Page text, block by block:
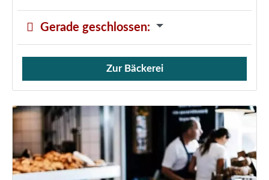
Gerade geschlossen:
Verkauf von Brötchen,
Zur Bäckerei